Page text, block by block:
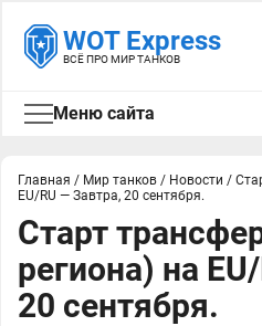
WOT Express
ВСЁ ПРО МИР ТАНКОВ
Меню сайта
Главная / Мир танков / Новости /
EU/RU — Завтра, 20 сентября.
Старт
региона) на
20 сентября.